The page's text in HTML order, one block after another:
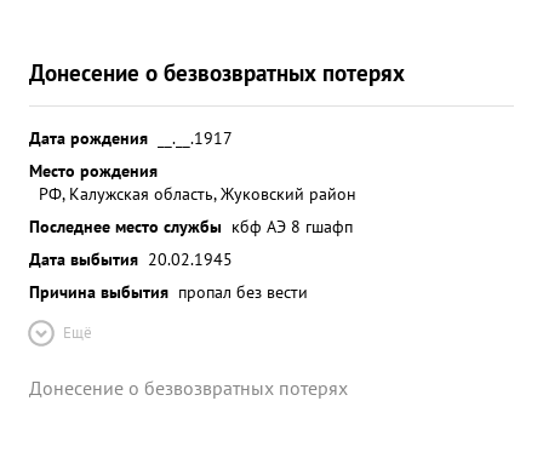
Донесение о безвозвратных потерях
Дата рождения
__.__.1917
Место рождения
РФ, Калужская область, Жуковский район
Последнее место службы кбф АЭ 8 гшафп
Дата выбытия 20.02.1945
Причина выбытия пропал без вести
Ещё
Донесение о безвозвратных потерях